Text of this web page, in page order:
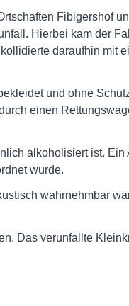
Fibigershof
Hierbei kam der
daraufhin mit
und ohne
einen
alkoholisiert ist. Ein
wurde.
wahrnehmbar
Das verunfallte